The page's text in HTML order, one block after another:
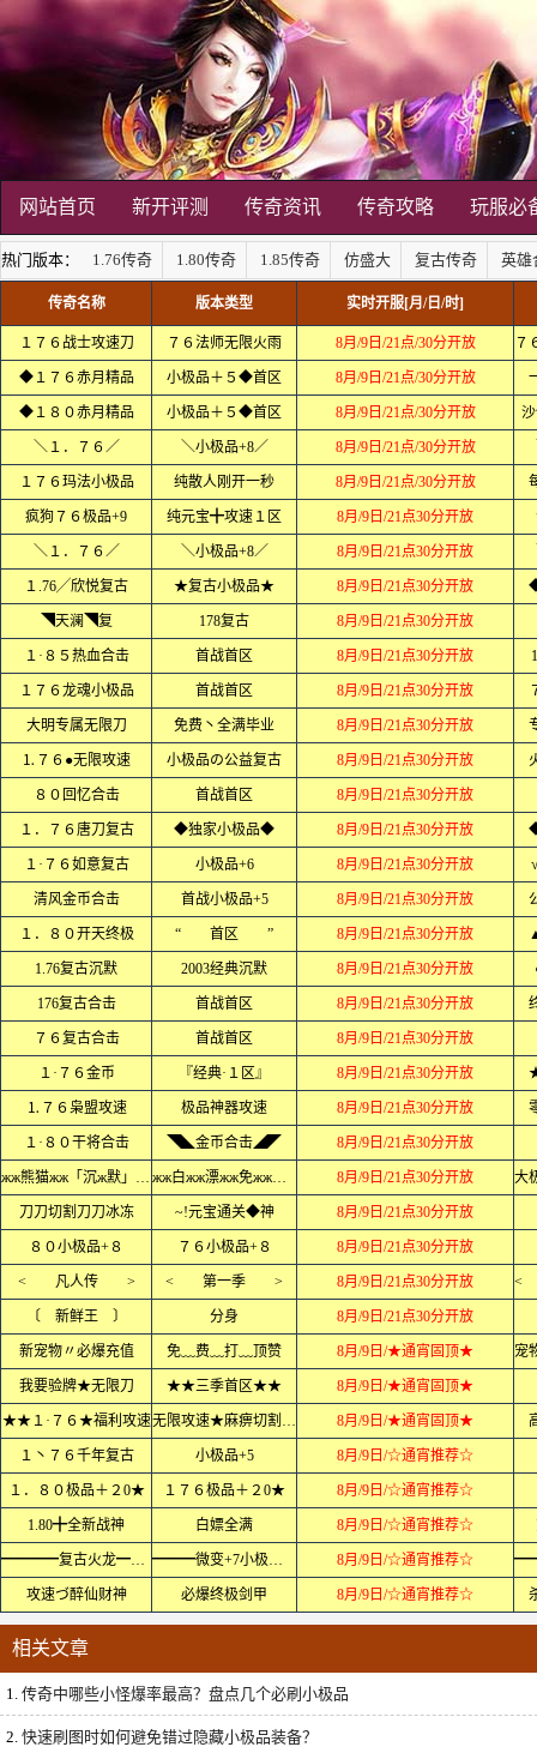
网站首页 新开评测 传奇资讯 传奇攻略 玩服必
热门版本： 1.76传奇 1.80传奇 1.85传奇 仿盛大 复古传奇 英雄
传奇名称 版本类型 实时开服[月/日/时]
１７６战士攻速刀 ７６法师无限火雨 8月/9日/21点/30分开放
◆１７６赤月精品 小极品＋５◆首区 8月/9日/21点/30分开放
◆１８０赤月精品 小极品＋５◆首区 8月/9日/21点/30分开放
＼１．７６／ ＼小极品+8／ 8月/9日/21点/30分开放
１７６玛法小极品 纯散人刚开一秒 8月/9日/21点/30分开放
疯狗７６极品+9 纯元宝╋攻速１区 8月/9日/21点30分开放
＼１．７６／ ＼小极品+8／ 8月/9日/21点30分开放
１.76╱欣悦复古 ★复古小极品★ 8月/9日/21点30分开放
◥天澜◥复 178复古 8月/9日/21点30分开放
１·８５热血合击 首战首区 8月/9日/21点30分开放
１７６龙魂小极品 首战首区 8月/9日/21点30分开放
大明专属无限刀 免费丶全满毕业 8月/9日/21点30分开放
⒈７６●无限攻速 小极品の公益复古 8月/9日/21点30分开放
８０回忆合击 首战首区 8月/9日/21点30分开放
１．７６唐刀复古 ◆独家小极品◆ 8月/9日/21点30分开放
１·７６如意复古 小极品+6 8月/9日/21点30分开放
清风金币合击 首战小极品+5 8月/9日/21点30分开放
１．８０开天终极 “ 首区 ” 8月/9日/21点30分开放
1.76复古沉默 2003经典沉默 8月/9日/21点30分开放
176复古合击 首战首区 8月/9日/21点30分开放
７６复古合击 首战首区 8月/9日/21点30分开放
１·７６金币 『经典·１区』 8月/9日/21点30分开放
⒈７６枭盟攻速 极品神器攻速 8月/9日/21点30分开放
１·８０干将合击 ◥◣金币合击◢◤ 8月/9日/21点30分开放
жж熊猫жж「沉ж默」жжж жж白жж漂жж免жж费жж 8月/9日/21点30分开放
刀刀切割刀刀冰冻 ~!元宝通关◆神 8月/9日/21点30分开放
８０小极品+８ ７６小极品+８ 8月/9日/21点30分开放
< 凡人传 > < 第一季 > 8月/9日/21点30分开放
〔 新鲜王 〕 分身 8月/9日/21点30分开放
新宠物〃必爆充值 免﹏费﹏打﹏顶赞 8月/9日/★通宵固顶★
我要验牌★无限刀 ★★三季首区★★ 8月/9日/★通宵固顶★
★★１·７６★福利攻速 无限攻速★麻痹切割★★ 8月/9日/★通宵固顶★
１丶７６千年复古 小极品+5 8月/9日/☆通宵推荐☆
１．８０极品＋２0★ １７６极品＋２0★ 8月/9日/☆通宵推荐☆
1.80╋全新战神 白嫖全满 8月/9日/☆通宵推荐☆
━━━━复古火龙━━━━ ━━━微变+7小极品━━━ 8月/9日/☆通宵推荐☆
攻速づ醉仙财神 必爆终极剑甲 8月/9日/☆通宵推荐☆
相关文章
1. 传奇中哪些小怪爆率最高？盘点几个必刷小极品
2. 快速刷图时如何避免错过隐藏小极品装备？